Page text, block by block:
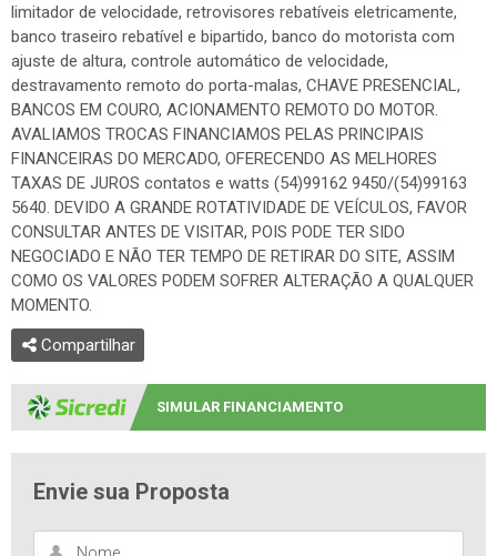
limitador de velocidade, retrovisores rebatíveis eletricamente,
banco traseiro rebatível e bipartido, banco do motorista com
ajuste de altura, controle automático de velocidade,
destravamento remoto do porta-malas, CHAVE PRESENCIAL,
BANCOS EM COURO, ACIONAMENTO REMOTO DO MOTOR.
AVALIAMOS TROCAS FINANCIAMOS PELAS PRINCIPAIS
FINANCEIRAS DO MERCADO, OFERECENDO AS MELHORES
TAXAS DE JUROS contatos e watts (54)99162 9450/(54)99163
5640. DEVIDO A GRANDE ROTATIVIDADE DE VEÍCULOS, FAVOR
CONSULTAR ANTES DE VISITAR, POIS PODE TER SIDO
NEGOCIADO E NÃO TER TEMPO DE RETIRAR DO SITE, ASSIM
COMO OS VALORES PODEM SOFRER ALTERAÇÃO A QUALQUER
MOMENTO.
Compartilhar
SIMULAR FINANCIAMENTO
Envie sua Proposta